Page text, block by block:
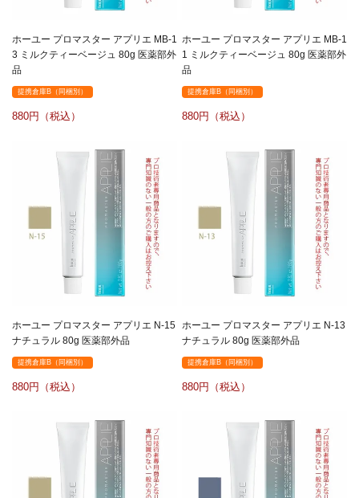
ホーユー プロマスター アプリエ MB-1
3 ミルクティーベージュ 80g 医薬部外
品
提携倉庫B（同梱別）
880
ホーユー プロマスター アプリエ MB-1
1 ミルクティーベージュ 80g 医薬部外
品
提携倉庫B（同梱別）
880
ホーユー プロマスター アプリエ N-15
ナチュラル 80g 医薬部外品
提携倉庫B（同梱別）
880
ホーユー プロマスター アプリエ N-13
ナチュラル 80g 医薬部外品
提携倉庫B（同梱別）
880